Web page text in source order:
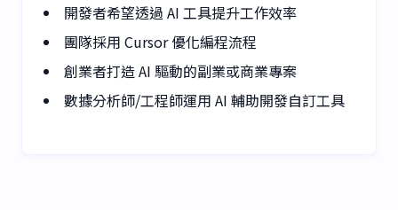
開發者希望透過 AI 工具提升工作效率
團隊採用 Cursor 優化編程流程
創業者打造 AI 驅動的副業或商業專案
數據分析師/工程師運用 AI 輔助開發自訂工具